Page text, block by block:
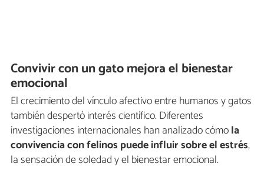
Convivir con un gato mejora el bienestar
emocional
El crecimiento del vínculo afectivo entre humanos y gatos
también despertó interés científico. Diferentes
investigaciones internacionales han analizado cómola
convivencia con felinos puede influir sobre el estrés,
la sensación de soledad y el bienestar emocional.